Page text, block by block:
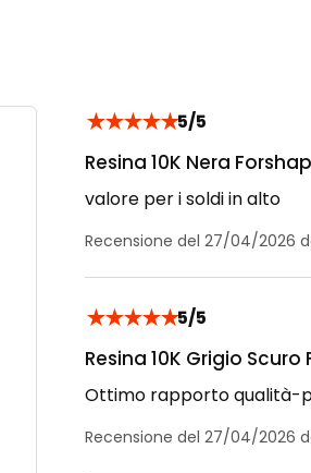
★★★★★5/5
Resina 10K Nera
valore per i soldi in alto
Recensione del 27/04/2026
★★★★★5/5
Resina 10K Grigio
Ottimo rapporto qualità-
Recensione del 27/04/2026